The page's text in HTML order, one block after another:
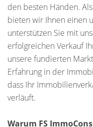
den besten Händen.
bieten wir Ihnen einen
unterstützen Sie mit
erfolgreichen Verkauf
unsere fundierten
Erfahrung in der
dass Ihr
verläuft.
Warum FS